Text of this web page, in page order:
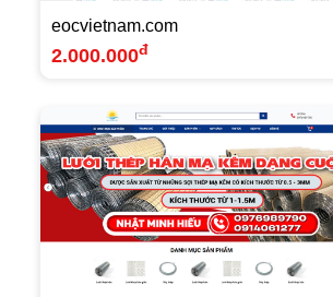
eocvietnam.com
2.000.000đ